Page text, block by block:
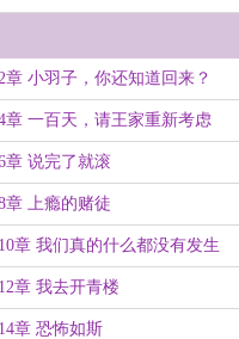
章 小羽子，你还知道回来？
章 一百天，请王家重新考虑
章 说完了就滚
章 上瘾的赌徒
章 我们真的什么都没有发生
章 我去开青楼
章 恐怖如斯